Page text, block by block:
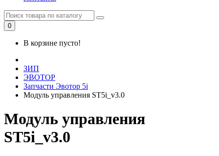
0
В корзине пусто!
ЗИП
ЭВОТОР
Запчасти Эвотор 5i
Модуль управления ST5i_v3.0
Модуль управления
ST5i_v3.0